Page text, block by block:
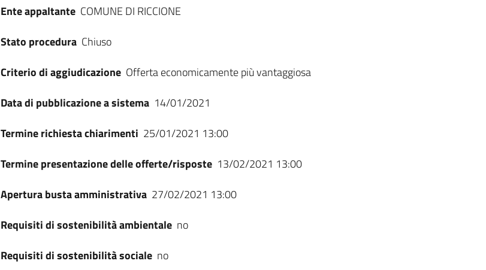
Ente appaltante COMUNE DI RICCIONE
Stato procedura Chiuso
Criterio di aggiudicazione Offerta economicamente più vantaggiosa
Data di pubblicazione a sistema 14/01/2021
Termine richiesta chiarimenti 25/01/2021 13:00
Termine presentazione delle offerte/risposte 13/02/2021 13:00
Apertura busta amministrativa 27/02/2021 13:00
Requisiti di sostenibilità ambientale no
Requisiti di sostenibilità sociale no